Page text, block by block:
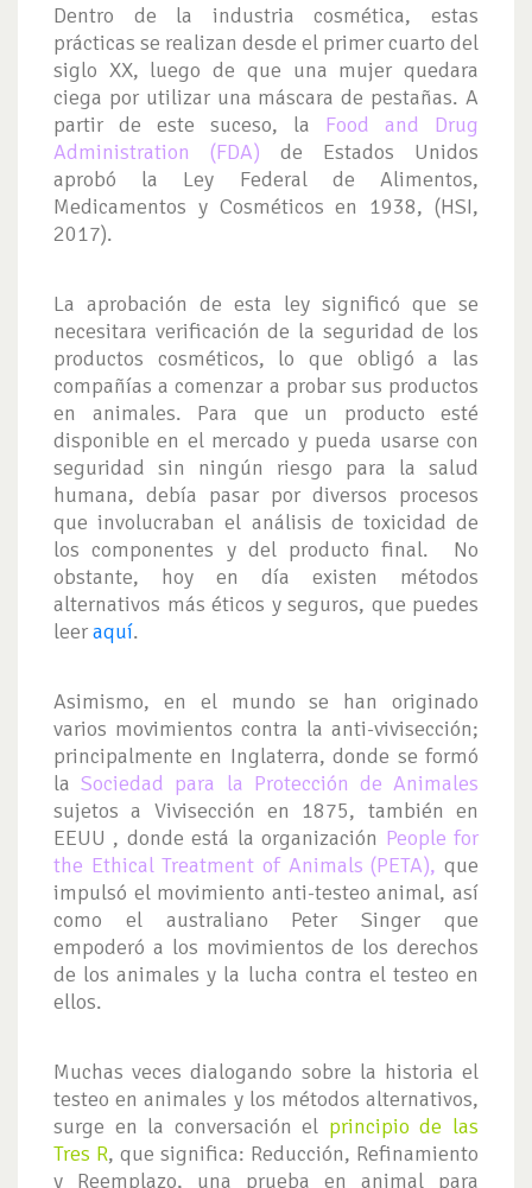
Dentro de la industria cosmética, estas
prácticas se realizan desde el primer cuarto del
siglo XX, luego de que una mujer quedara
ciega por utilizar una máscara de pestañas. A
partir de este suceso, la Food and Drug
Administration (FDA) de Estados Unidos
aprobó la Ley Federal de Alimentos,
Medicamentos y Cosméticos en 1938, (HSI,
2017).
La aprobación de esta ley significó que se
necesitara verificación de la seguridad de los
productos cosméticos, lo que obligó a las
compañías a comenzar a probar sus productos
en animales. Para que un producto esté
disponible en el mercado y pueda usarse con
seguridad sin ningún riesgo para la salud
humana, debía pasar por diversos procesos
que involucraban el análisis de toxicidad de
los componentes y del producto final. No
obstante, hoy en día existen métodos
alternativos más éticos y seguros, que puedes
leeraquí.
Asimismo, en el mundo se han originado
varios movimientos contra la anti-vivisección;
principalmente en Inglaterra, donde se formó
laSociedad para la Protección de Animales
sujetos a Vivisección en 1875, también en
EEUU , donde está la organización People for
the Ethical Treatment of Animals (PETA), que
impulsó el movimiento anti-testeo animal, así
como el australiano Peter Singer que
empoderó a los movimientos de los derechos
de los animales y la lucha contra el testeo en
ellos.
Muchas veces dialogando sobre la historia el
testeo en animales y los métodos alternativos,
surge en la conversación el principio de las
Tres R, que significa: Reducción, Refinamiento
y Reemplazo, una prueba en animal para